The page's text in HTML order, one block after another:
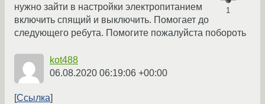
1
нужно зайти в настройки электропитанием
включить спящий и выключить. Помогает до
следующего ребута. Помогите пожалуйста побороть
kot488
06.08.2020 06:19:06 +00:00
Ссылка